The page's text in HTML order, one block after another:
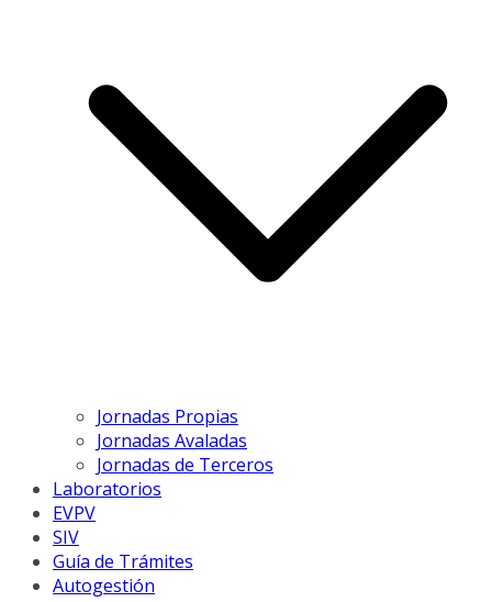
Jornadas Propias
Jornadas Avaladas
Jornadas de Terceros
Laboratorios
EVPV
SIV
Guía de Trámites
Autogestión